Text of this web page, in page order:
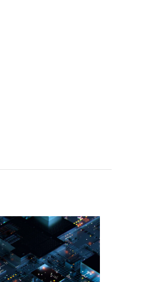
model for high-density,